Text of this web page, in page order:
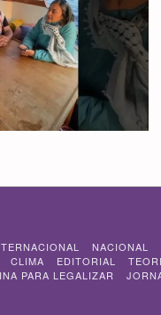
NACIONAL
CLIMA EDITORIAL
PARA LEGALIZAR